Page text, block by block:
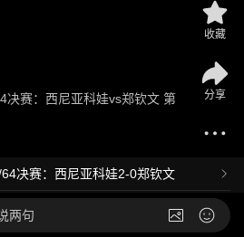
决赛：西尼亚科娃vs郑钦文 第
决赛：西尼亚科娃2-0郑钦文
收藏
分享
两句